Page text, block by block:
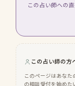
この占い師への
この占い師の方
このページはあなた
の相談受付を始めた